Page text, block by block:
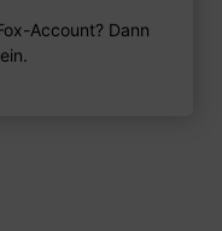
Account? Dann